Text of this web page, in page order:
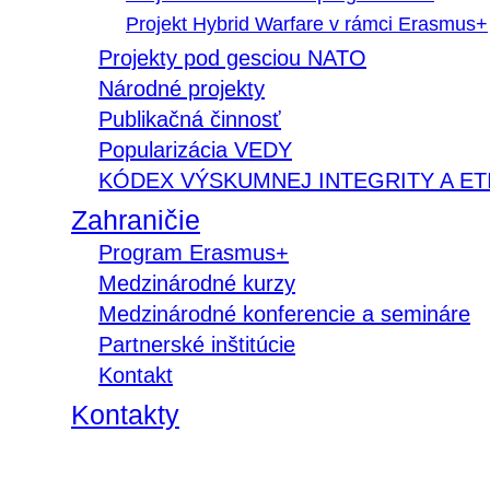
Projekt Hybrid Warfare v rámci Erasmus+
Projekty pod gesciou NATO
Národné projekty
Publikačná činnosť
Popularizácia VEDY
KÓDEX VÝSKUMNEJ INTEGRITY A
Zahraničie
Program Erasmus+
Medzinárodné kurzy
Medzinárodné konferencie a semináre
Partnerské inštitúcie
Kontakt
Kontakty